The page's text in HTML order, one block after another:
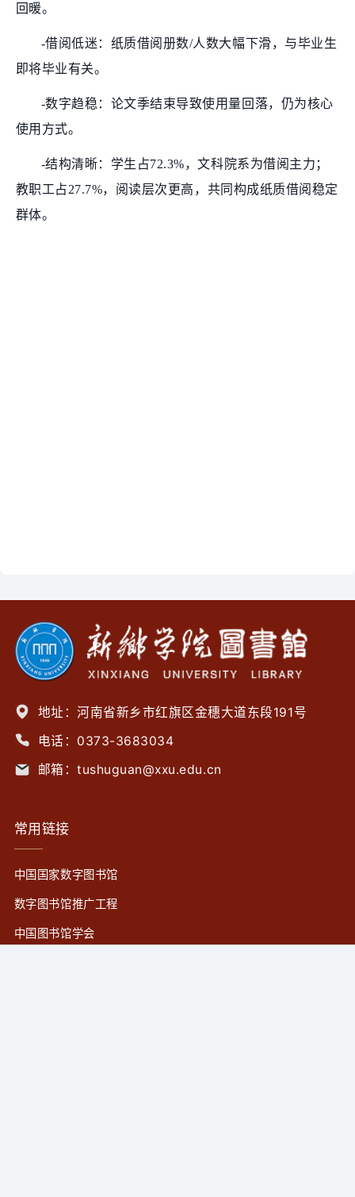
回暖。
-借阅低迷：纸质借阅册数/人数大幅下滑，与毕业生
即将毕业有关。
-数字趋稳：论文季结束导致使用量回落，仍为核心
使用方式。
-结构清晰：学生占72.3%，文科院系为借阅主力；
教职工占27.7%，阅读层次更高，共同构成纸质借阅稳定
群体。
地址：河南省新乡市红旗区金穗大道东段191号
电话：0373-3683034
邮箱：tushuguan@xxu.edu.cn
常用链接
中国国家数字图书馆
数字图书馆推广工程
中国图书馆学会